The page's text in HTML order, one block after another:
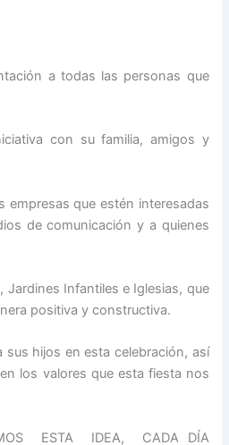
a todas las personas que
con su familia, amigos y
empresas que estén interesadas
de comunicación y a quienes
Jardines Infantiles e Iglesias, que
positiva y constructiva.
sus hijos en esta celebración, así
los valores que esta fiesta nos
ESTA IDEA, CADA DÍA